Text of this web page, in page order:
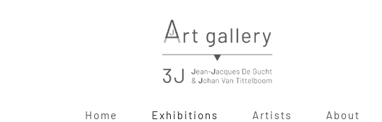
Home Exhibitions Artists About